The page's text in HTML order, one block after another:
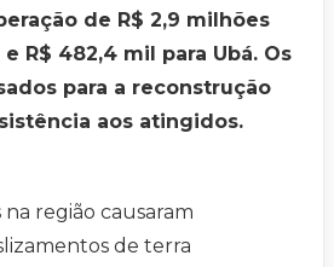
de R$ 2,9 milhões
R$ 482,4 mil para Ubá. Os
para a reconstrução
aos atingidos.
região causaram
de terra